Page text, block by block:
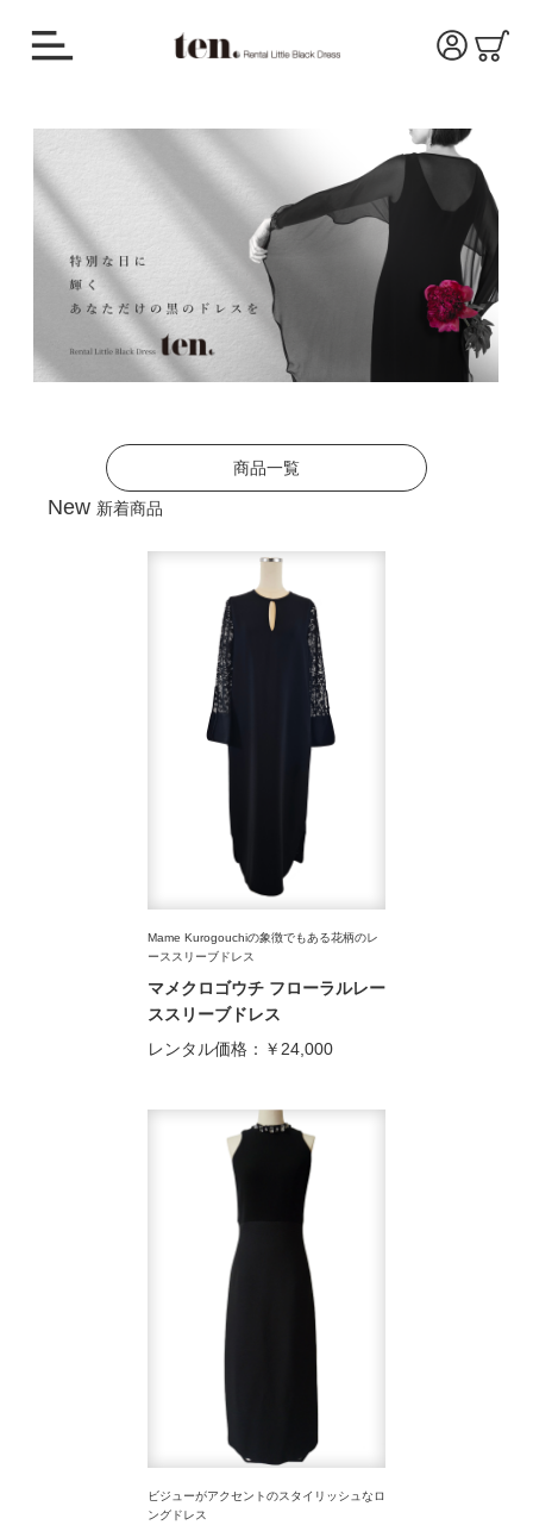
商品一覧
New 新着商品
Mame Kurogouchiの象徴でもある花柄のレ
ーススリーブドレス
マメクロゴウチ フローラルレー
ススリーブドレス
レンタル価格： ￥24,000
ビジューがアクセントのスタイリッシュなロ
ングドレス